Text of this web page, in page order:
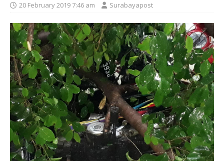
20 February 2019 7:46 am Surabayapost